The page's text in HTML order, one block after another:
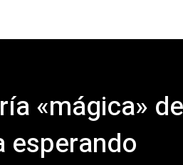
«mágica»
esperando